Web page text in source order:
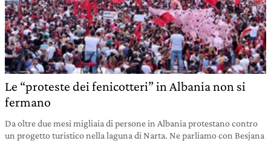
Le “proteste dei fenicotteri” in Albania non si
fermano
Da oltre due mesi migliaia di persone in Albania protestano contro
un progetto turistico nella laguna di Narta. Ne parliamo con Besjana